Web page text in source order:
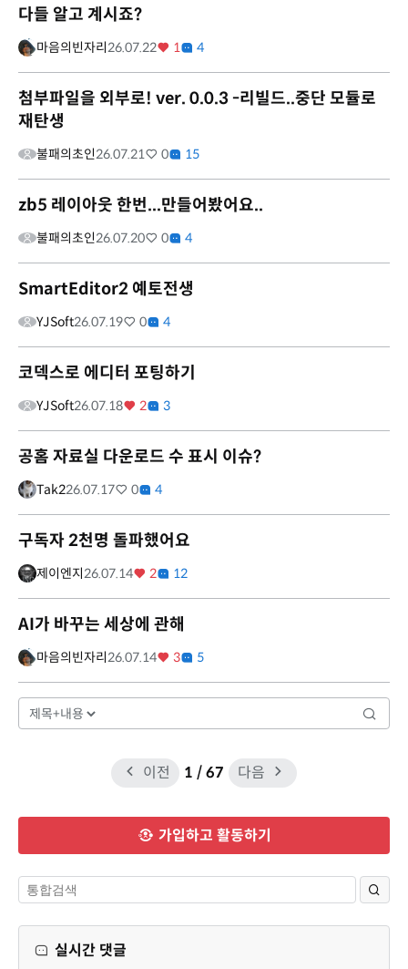
다들 알고 계시죠?
마음의빈자리26.07.22 1 4
첨부파일을 외부로! ver. 0.0.3 -리빌드..중단 모듈로
재탄생
불패의초인26.07.21 0 15
zb5 레이아웃 한번...만들어봤어요..
불패의초인26.07.20 0 4
SmartEditor2 예토전생
YJSoft26.07.19 0 4
코덱스로 에디터 포팅하기
YJSoft26.07.18 2 3
공홈 자료실 다운로드 수 표시 이슈?
Tak226.07.17 0 4
구독자 2천명 돌파했어요
제이엔지26.07.14 2 12
AI가 바꾸는 세상에 관해
마음의빈자리26.07.14 3 5
이전 1 / 67 다음
가입하고 활동하기
실시간 댓글